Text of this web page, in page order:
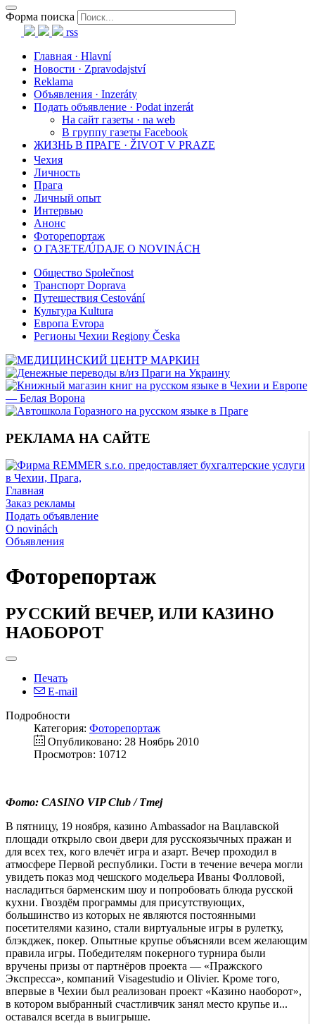
Форма поиска
rss
Главная · Hlavní
Новости · Zpravodajství
Reklama
Объявления · Inzeráty
Подать объявление · Podat inzerát
На сайт газеты · na web
В группу газеты Facebook
ЖИЗНЬ В ПРАГЕ · ŽIVOT V PRAZE
Чехия
Личность
Прага
Личный опыт
Интервью
Анонс
Фоторепортаж
О ГАЗЕТЕ/ÚDAJE O NOVINÁCH
Общество Společnost
Транспорт Doprava
Путешествия Cestování
Культура Kultura
Европа Evropa
Регионы Чехии Regiony Česka
РЕКЛАМА НА САЙТЕ
Главная
Заказ рекламы
Подать объявление
O novinách
Объявления
Фоторепортаж
РУССКИЙ ВЕЧЕР, ИЛИ КАЗИНО
НАОБОРОТ
Печать
E-mail
Подробности
Категория: Фоторепортаж
Опубликовано: 28 Ноябрь 2010
Просмотров: 10712
Фото: CASINO VIP Club / Tmej
В пятницу, 19 ноября, казино Ambassador на Вацлавской
площади открыло свои двери для русскоязычных пражан и
для всех тех, кого влечёт игра и азарт. Вечер проходил в
атмосфере Первой республики. Гости в течение вечера могли
увидеть показ мод чешского модельера Иваны Фолловой,
насладиться барменским шоу и попробовать блюда русской
кухни. Гвоздём программы для присутствующих,
большинство из которых не являются постоянными
посетителями казино, стали виртуальные игры в рулетку,
блэкджек, покер. Опытные крупье объясняли всем желающим
правила игры. Победителям покерного турнира были
вручены призы от партнёров проекта — «Пражского
Экспресса», компаний Visagestudio и Olivier. Кроме того,
впервые в Чехии был реализован проект «Казино наоборот»,
в котором выбранный счастливчик занял место крупье и...
оставался всегда в выигрыше.